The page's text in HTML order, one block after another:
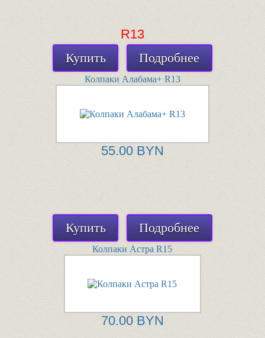
R13
Купить
Подробнее
Колпаки Алабама+ R13
55.00 BYN
Купить Подробнее
Колпаки Астра R15
70.00 BYN